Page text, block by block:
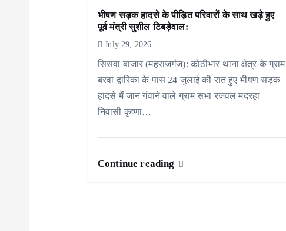
भीषण सड़क हादसे के पीड़ित परिवारों के साथ खड़े हुए
पूर्व मंत्री सुशील टिबड़ेवाल:
July 29, 2026
सिसवा बाजार (महराजगंज): कोठीभार थाना क्षेत्र के ग्राम
बरवा द्वारिका के पास 24 जुलाई की रात हुए भीषण सड़क
हादसे में जान गंवाने वाले ग्राम सभा रजवल मदरहा
निवासी कृष्णा…
Continue reading